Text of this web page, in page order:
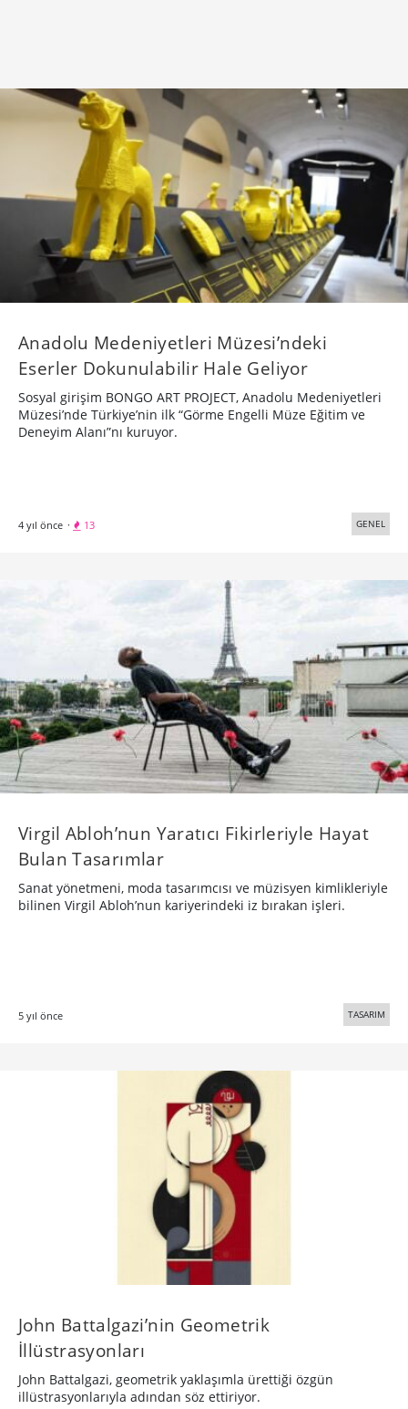
Anadolu Medeniyetleri Müzesi’ndeki
Eserler Dokunulabilir Hale Geliyor
Sosyal girişim BONGO ART PROJECT, Anadolu Medeniyetleri
Müzesi’nde Türkiye’nin ilk “Görme Engelli Müze Eğitim ve
Deneyim Alanı”nı kuruyor.
4 yıl önce · 13 GENEL
Virgil Abloh’nun Yaratıcı Fikirleriyle Hayat
Bulan Tasarımlar
Sanat yönetmeni, moda tasarımcısı ve müzisyen kimlikleriyle
bilinen Virgil Abloh’nun kariyerindeki iz bırakan işleri.
5 yıl önce TASARIM
John Battalgazi’nin Geometrik
İllüstrasyonları
John Battalgazi, geometrik yaklaşımla ürettiği özgün
illüstrasyonlarıyla adından söz ettiriyor.